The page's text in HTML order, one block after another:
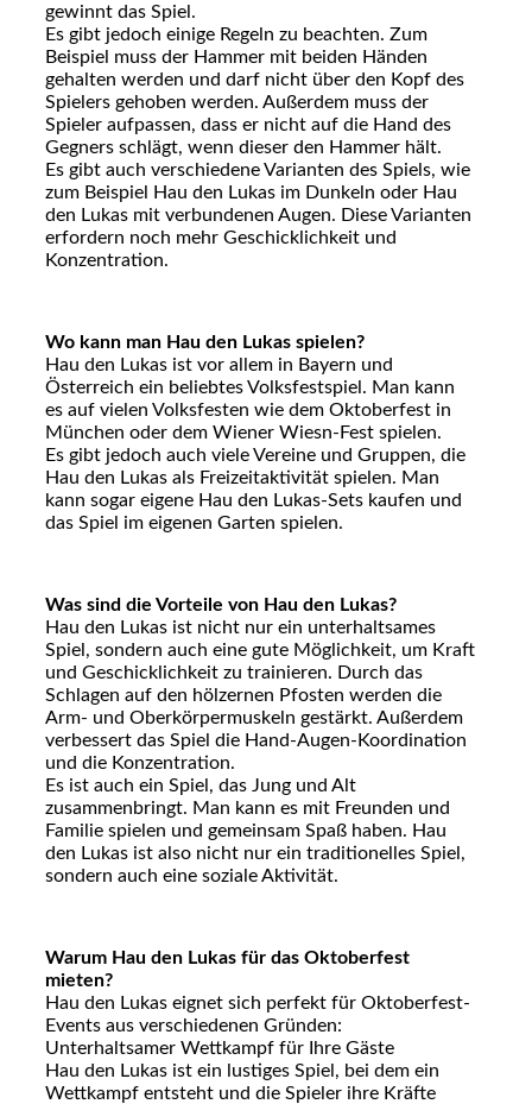
gewinnt das Spiel.
Es gibt jedoch einige Regeln zu beachten. Zum
Beispiel muss der Hammer mit beiden Händen
gehalten werden und darf nicht über den Kopf des
Spielers gehoben werden. Außerdem muss der
Spieler aufpassen, dass er nicht auf die Hand des
Gegners schlägt, wenn dieser den Hammer hält.
Es gibt auch verschiedene Varianten des Spiels, wie
zum Beispiel Hau den Lukas im Dunkeln oder Hau
den Lukas mit verbundenen Augen. Diese Varianten
erfordern noch mehr Geschicklichkeit und
Konzentration.
Wo kann man Hau den Lukas spielen?
Hau den Lukas ist vor allem in Bayern und
Österreich ein beliebtes Volksfestspiel. Man kann
es auf vielen Volksfesten wie dem Oktoberfest in
München oder dem Wiener Wiesn-Fest spielen.
Es gibt jedoch auch viele Vereine und Gruppen, die
Hau den Lukas als Freizeitaktivität spielen. Man
kann sogar eigene Hau den Lukas-Sets kaufen und
das Spiel im eigenen Garten spielen.
Was sind die Vorteile von Hau den Lukas?
Hau den Lukas ist nicht nur ein unterhaltsames
Spiel, sondern auch eine gute Möglichkeit, um Kraft
und Geschicklichkeit zu trainieren. Durch das
Schlagen auf den hölzernen Pfosten werden die
Arm- und Oberkörpermuskeln gestärkt. Außerdem
verbessert das Spiel die Hand-Augen-Koordination
und die Konzentration.
Es ist auch ein Spiel, das Jung und Alt
zusammenbringt. Man kann es mit Freunden und
Familie spielen und gemeinsam Spaß haben. Hau
den Lukas ist also nicht nur ein traditionelles Spiel,
sondern auch eine soziale Aktivität.
Warum Hau den Lukas für das Oktoberfest
mieten?
Hau den Lukas eignet sich perfekt für Oktoberfest-
Events aus verschiedenen Gründen:
Unterhaltsamer Wettkampf für Ihre Gäste
Hau den Lukas ist ein lustiges Spiel, bei dem ein
Wettkampf entsteht und die Spieler ihre Kräfte